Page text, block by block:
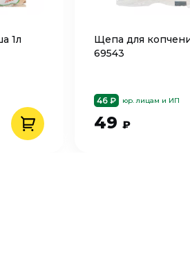
1л
Щепа для
69543
46 ₽ юр. лицам и ИП
49 ₽